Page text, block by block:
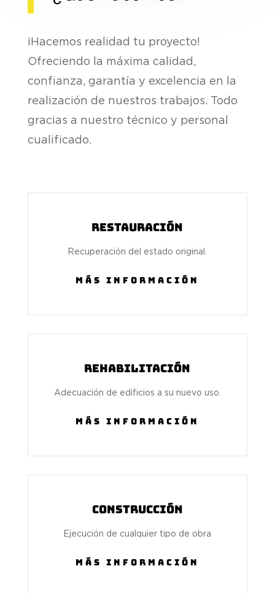
¡Hacemos realidad tu proyecto!
Ofreciendo la máxima calidad,
confianza, garantía y excelencia en la
realización de nuestros trabajos. Todo
gracias a nuestro técnico y personal
cualificado.
RESTAURACIÓN
Recuperación del estado original.
MÁS INFORMACIÓN
REHABILITACIÓN
Adecuación de edificios a su nuevo uso.
MÁS INFORMACIÓN
Construcción
Ejecución de cualquier tipo de obra
MÁS INFORMACIÓN